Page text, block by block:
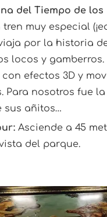
del Tiempo de los
tren muy especial
por la historia
locos y gamberros.
efectos 3D y
Para nosotros fue
sus añitos…
Asciende a 45
del parque.